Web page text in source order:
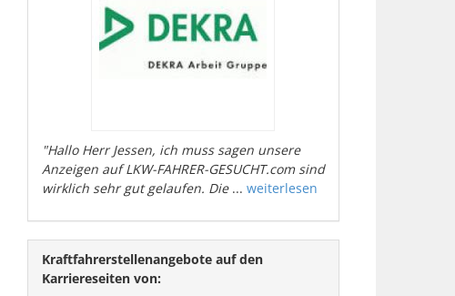
"Hallo Herr Jessen, ich muss sagen unsere
Anzeigen auf LKW-FAHRER-GESUCHT.com sind
wirklich sehr gut gelaufen. Die... weiterlesen
Kraftfahrerstellenangebote auf den
Karriereseiten von: